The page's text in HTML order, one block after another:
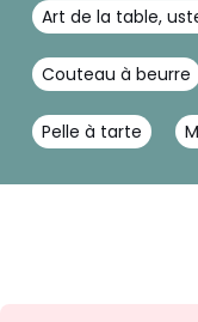
Art de la table,
Couteau à beurre
Pelle à tarte